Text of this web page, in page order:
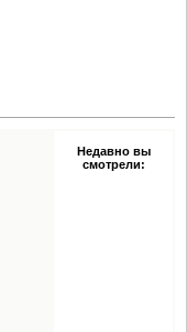
Недавно вы
смотрели: